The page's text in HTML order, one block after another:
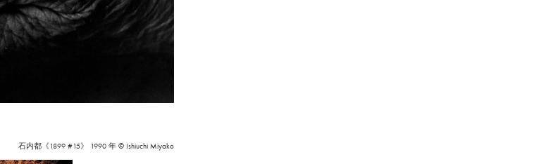
石内都《1899 #15》 1990 年 © Ishiuchi Miyako